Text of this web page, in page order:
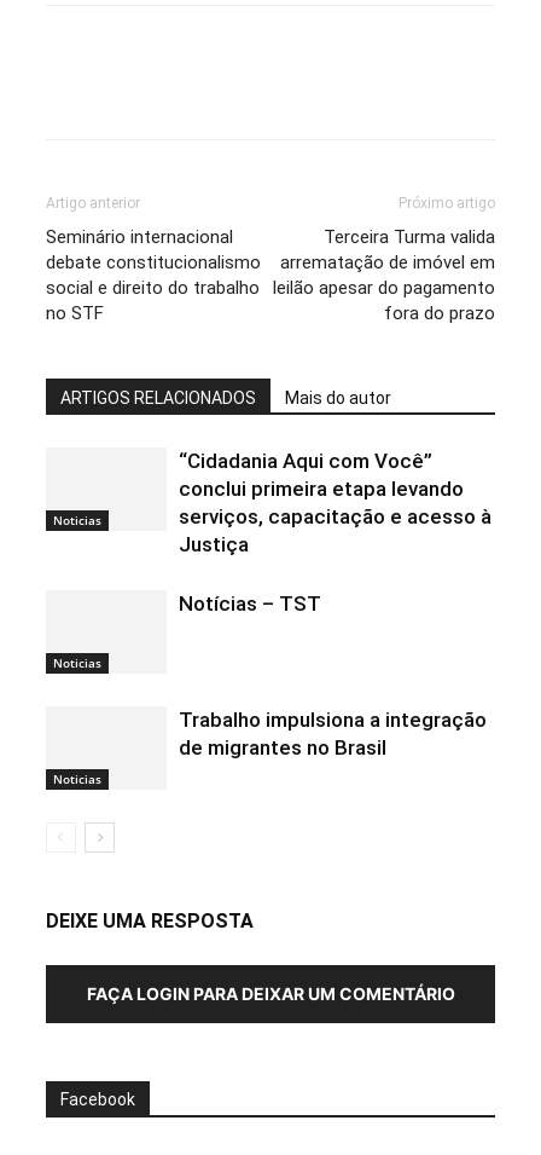
Artigo anterior
Seminário internacional
debate constitucionalismo
social e direito do trabalho
no STF
Próximo artigo
Terceira Turma valida
arrematação de imóvel em
leilão apesar do pagamento
fora do prazo
ARTIGOS RELACIONADOS Mais do autor
Noticias
“Cidadania Aqui com Você”
conclui primeira etapa levando
serviços, capacitação e acesso à
Justiça
Noticias
Notícias – TST
Noticias
Trabalho impulsiona a integração
de migrantes no Brasil
DEIXE UMA RESPOSTA
FAÇA LOGIN PARA DEIXAR UM COMENTÁRIO
Facebook